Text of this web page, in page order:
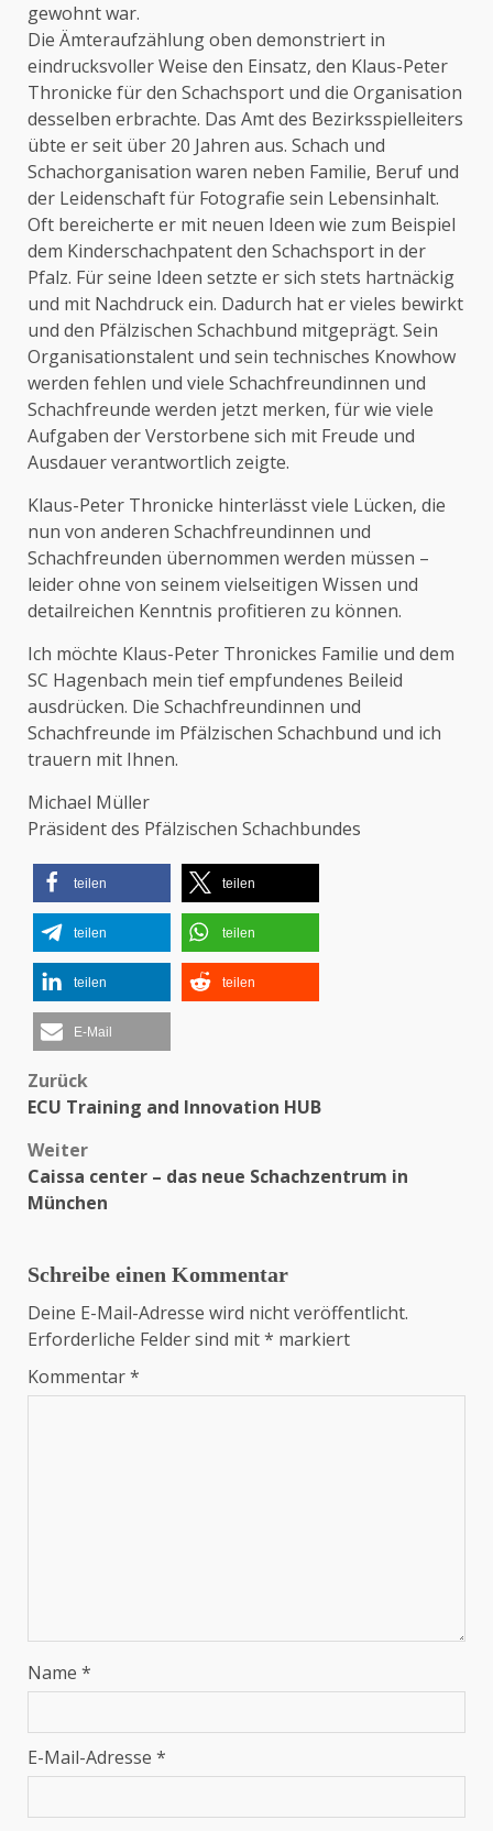
gewohnt war.
Die Ämteraufzählung oben demonstriert in
eindrucksvoller Weise den Einsatz, den Klaus-Peter
Thronicke für den Schachsport und die Organisation
desselben erbrachte. Das Amt des Bezirksspielleiters
übte er seit über 20 Jahren aus. Schach und
Schachorganisation waren neben Familie, Beruf und
der Leidenschaft für Fotografie sein Lebensinhalt.
Oft bereicherte er mit neuen Ideen wie zum Beispiel
dem Kinderschachpatent den Schachsport in der
Pfalz. Für seine Ideen setzte er sich stets hartnäckig
und mit Nachdruck ein. Dadurch hat er vieles bewirkt
und den Pfälzischen Schachbund mitgeprägt. Sein
Organisationstalent und sein technisches Knowhow
werden fehlen und viele Schachfreundinnen und
Schachfreunde werden jetzt merken, für wie viele
Aufgaben der Verstorbene sich mit Freude und
Ausdauer verantwortlich zeigte.
Klaus-Peter Thronicke hinterlässt viele Lücken, die
nun von anderen Schachfreundinnen und
Schachfreunden übernommen werden müssen –
leider ohne von seinem vielseitigen Wissen und
detailreichen Kenntnis profitieren zu können.
Ich möchte Klaus-Peter Thronickes Familie und dem
SC Hagenbach mein tief empfundenes Beileid
ausdrücken. Die Schachfreundinnen und
Schachfreunde im Pfälzischen Schachbund und ich
trauern mit Ihnen.
Michael Müller
Präsident des Pfälzischen Schachbundes
teilen teilen
teilen teilen
teilen teilen
E-Mail
Beitragsnavigation
Zurück
ECU Training and Innovation HUB
Weiter
Caissa center – das neue Schachzentrum in
München
Schreibe einen Kommentar
Deine E-Mail-Adresse wird nicht veröffentlicht.
Erforderliche Felder sind mit* markiert
Kommentar*
Name *
E-Mail-Adresse *